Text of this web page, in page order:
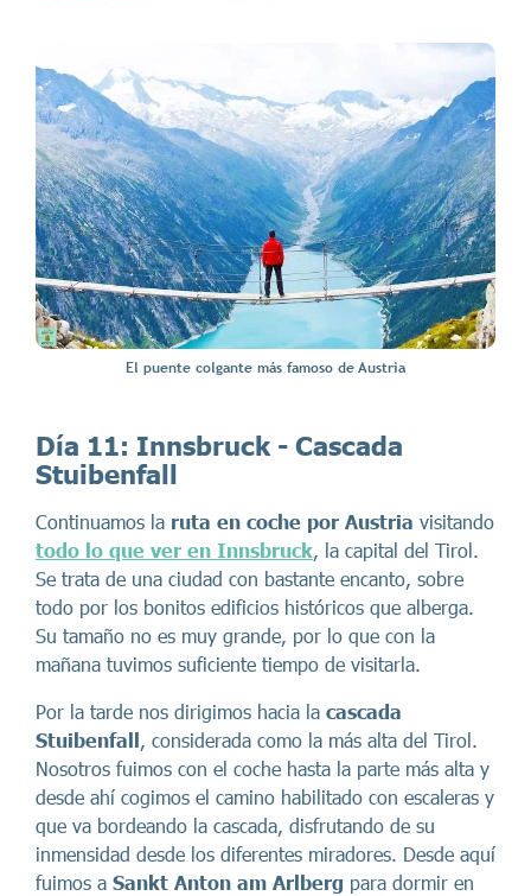
El puente colgante más famoso de Austria
Día 11: Innsbruck - Cascada
Stuibenfall
Continuamos la ruta en coche por Austria visitando
todo lo que ver en Innsbruck, la capital del Tirol.
Se trata de una ciudad con bastante encanto, sobre
todo por los bonitos edificios históricos que alberga.
Su tamaño no es muy grande, por lo que con la
mañana tuvimos suficiente tiempo de visitarla.
Por la tarde nos dirigimos hacia la cascada
Stuibenfall , considerada como la más alta del Tirol.
Nosotros fuimos con el coche hasta la parte más alta y
desde ahí cogimos el camino habilitado con escaleras y
que va bordeando la cascada, disfrutando de su
inmensidad desde los diferentes miradores. Desde aquí
fuimos a Sankt Anton am Arlberg para dormir en